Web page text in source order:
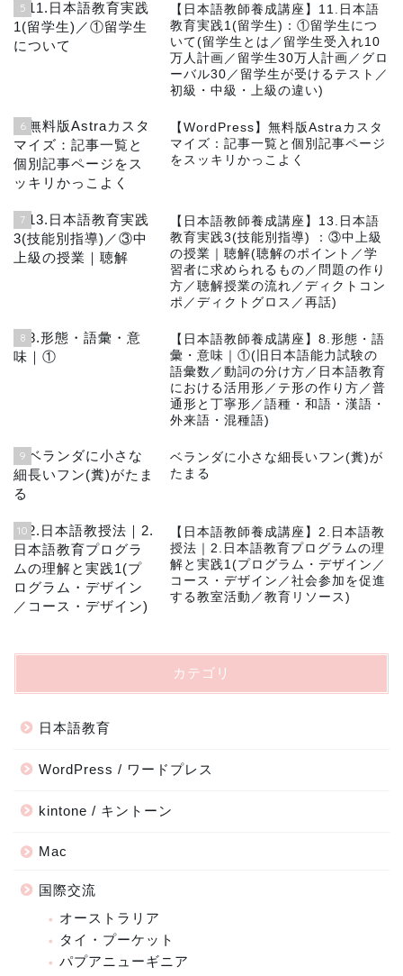
5
【日本語教師養成講座】11.日本語
教育実践1(留学生)：①留学生につ
いて(留学生とは／留学生受入れ10
万人計画／留学生30万人計画／グロ
ーバル30／留学生が受けるテスト／
初級・中級・上級の違い)
6
【WordPress】無料版Astraカスタ
マイズ：記事一覧と個別記事ページ
をスッキリかっこよく
7
【日本語教師養成講座】13.日本語
教育実践3(技能別指導) ：③中上級
の授業｜聴解(聴解のポイント／学
習者に求められるもの／問題の作り
方／聴解授業の流れ／ディクトコン
ポ／ディクトグロス／再話)
8
【日本語教師養成講座】8.形態・語
彙・意味｜①(旧日本語能力試験の
語彙数／動詞の分け方／日本語教育
における活用形／テ形の作り方／普
通形と丁寧形／語種・和語・漢語・
外来語・混種語)
9
ベランダに小さな細長いフン(糞)が
たまる
10
【日本語教師養成講座】2.日本語教
授法｜2.日本語教育プログラムの理
解と実践1(プログラム・デザイン／
コース・デザイン／社会参加を促進
する教室活動／教育リソース)
カテゴリ
日本語教育
WordPress / ワードプレス
kintone / キントーン
Mac
国際交流
オーストラリア
タイ・プーケット
パプアニューギニア